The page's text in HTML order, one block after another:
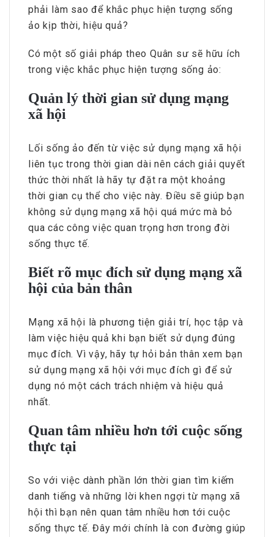
phải làm sao để khắc phục hiện tượng sống
ảo kịp thời, hiệu quả?
Có một số giải pháp theo Quân sư sẽ hữu ích
trong việc khắc phục hiện tượng sống ảo:
Quản lý thời gian sử dụng mạng
xã hội
Lối sống ảo đến từ việc sử dụng mạng xã hội
liên tục trong thời gian dài nên cách giải quyết
thức thời nhất là hãy tự đặt ra một khoảng
thời gian cụ thể cho việc này. Điều sẽ giúp bạn
không sử dụng mạng xã hội quá mức mà bỏ
qua các công việc quan trọng hơn trong đời
sống thực tế.
Biết rõ mục đích sử dụng mạng xã
hội của bản thân
Mạng xã hội là phương tiện giải trí, học tập và
làm việc hiệu quả khi bạn biết sử dụng đúng
mục đích. Vì vậy, hãy tự hỏi bản thân xem bạn
sử dụng mạng xã hội với mục đích gì để sử
dụng nó một cách trách nhiệm và hiệu quả
nhất.
Quan tâm nhiều hơn tới cuộc sống
thực tại
So với việc dành phần lớn thời gian tìm kiếm
danh tiếng và những lời khen ngợi từ mạng xã
hội thì bạn nên quan tâm nhiều hơn tới cuộc
sống thực tế. Đây mới chính là con đường giúp